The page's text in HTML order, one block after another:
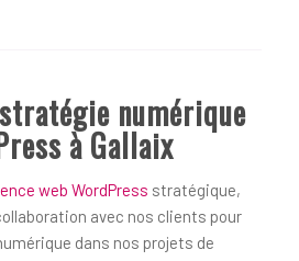
numérique
à Gallaix
web WordPress stratégique,
avec nos clients pour
dans nos projets de